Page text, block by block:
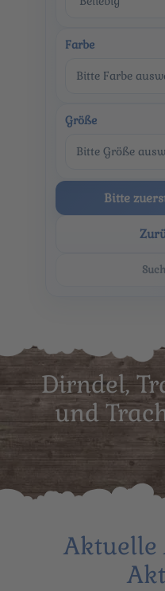
Farbe
Bitte Farbe
Größe
Bitte Größe
Bitte
Dirndel,
und
Aktuelle